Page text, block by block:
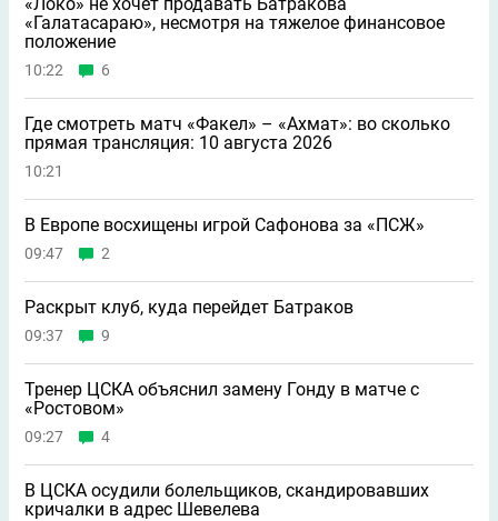
«Галатасараю», несмотря на тяжелое финансовое
положение
10:22 6
Где смотреть матч «Факел» – «Ахмат»: во сколько
прямая трансляция: 10 августа 2026
10:21
В Европе восхищены игрой Сафонова за «ПСЖ»
09:47 2
Раскрыт клуб, куда перейдет Батраков
09:37 9
Тренер ЦСКА объяснил замену Гонду в матче с
«Ростовом»
09:27 4
В ЦСКА осудили болельщиков, скандировавших
кричалки в адрес Шевелева